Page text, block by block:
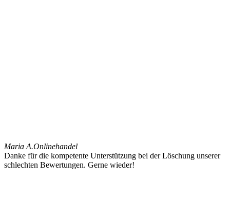
Maria A.Onlinehandel
Danke für die kompetente Unterstützung bei der Löschung unserer
schlechten Bewertungen. Gerne wieder!